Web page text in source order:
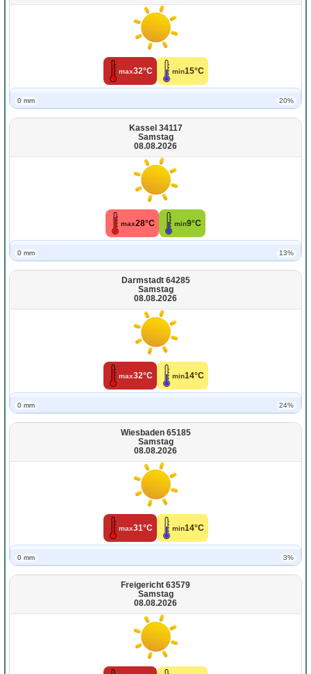
max32°C min15°C
0 mm 20%
Kassel 34117
Samstag
08.08.2026
max28°C min9°C
0 mm 13%
Darmstadt 64285
Samstag
08.08.2026
max32°C min14°C
0 mm 24%
Wiesbaden 65185
Samstag
08.08.2026
max31°C min14°C
0 mm 3%
Freigericht 63579
Samstag
08.08.2026